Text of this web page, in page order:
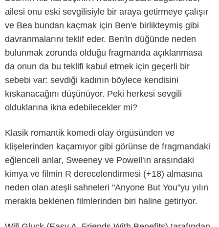
ailesi onu eski sevgilisiyle bir araya getirmeye çalışır
ve Bea bundan kaçmak için Ben'e birlikteymiş gibi
davranmalarını teklif eder. Ben'in düğünde neden
bulunmak zorunda olduğu fragmanda açıklanmasa
da onun da bu teklifi kabul etmek için geçerli bir
sebebi var: sevdiği kadının böylece kendisini
kıskanacağını düşünüyor. Peki herkesi sevgili
olduklarına ikna edebilecekler mi?
Klasik romantik komedi olay örgüsünden ve
klişelerinden kaçamıyor gibi görünse de fragmandaki
eğlenceli anlar, Sweeney ve Powell'ın arasındaki
kimya ve filmin R derecelendirmesi (+18) almasına
neden olan ateşli sahneleri "Anyone But You"yu yılın
merakla beklenen filmlerinden biri haline getiriyor.